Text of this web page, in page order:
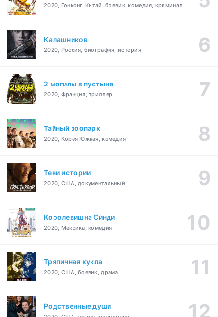
2020, Гонконг, Китай, боевик, комедия, криминал
Калашников
2020, Россия, биография, история
2 могилы в пустыне
2020, Франция, триллер
Тайный зоопарк
2020, Корея Южная, комедия
Тени истории
2020, США, документальный
Королевишна Синди
2020, Мексика, комедия
Тряпичная кукла
2020, США, боевик, драма
Родственные души